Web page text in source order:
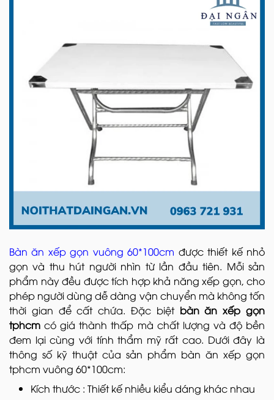
Bàn ăn xếp gọn vuông 60*100cm được thiết kế nhỏ
gọn và thu hút người nhìn từ lần đầu tiên. Mỗi sản
phẩm này đều được tích hợp khả năng xếp gọn, cho
phép người dùng dễ dàng vận chuyển mà không tốn
thời gian để cất chứa. Đặc biệt bàn ăn xếp gọn
tphcm có giá thành thấp mà chất lượng và độ bền
đem lại cùng với tính thẩm mỹ rất cao. Dưới đây là
thông số kỹ thuật của sản phẩm bàn ăn xếp gọn
tphcm vuông 60*100cm:
Kích thước : Thiết kế nhiều kiểu dáng khác nhau